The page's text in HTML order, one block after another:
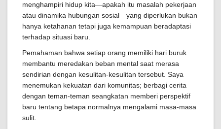
menghampiri hidup kita—apakah itu masalah pekerjaan
atau dinamika hubungan sosial—yang diperlukan bukan
hanya ketahanan tetapi juga kemampuan beradaptasi
terhadap situasi baru.
Pemahaman bahwa setiap orang memiliki hari buruk
membantu meredakan beban mental saat merasa
sendirian dengan kesulitan-kesulitan tersebut. Saya
menemukan kekuatan dari komunitas; berbagi cerita
dengan teman-teman seangkatan memberi perspektif
baru tentang betapa normalnya mengalami masa-masa
sulit.